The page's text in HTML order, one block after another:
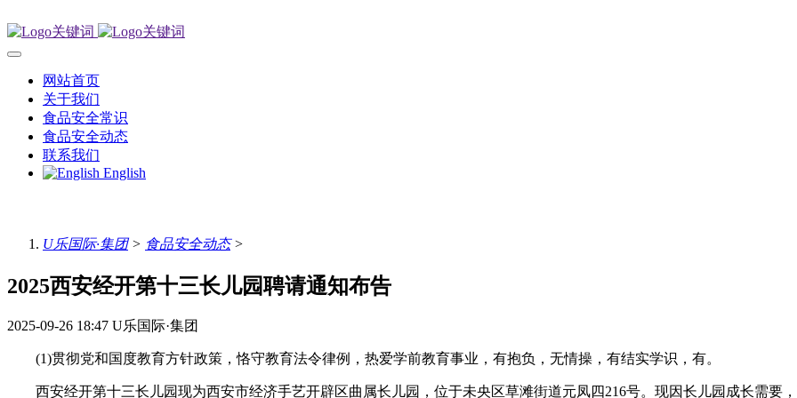
网站首页
关于我们
食品安全常识
食品安全动态
联系我们
English
U乐国际·集团> 食品安全动态>
2025西安经开第十三长儿园聘请通知布告
2025-09-26 18:47 U乐国际·集团
(1)贯彻党和国度教育方针政策，恪守教育法令律例，热爱学前教育事业，有抱负，无情操，有结实学识，有。
西安经开第十三长儿园现为西安市经济手艺开辟区曲属长儿园，位于未央区草滩街道元凤四216号。现因长儿园成长需要，